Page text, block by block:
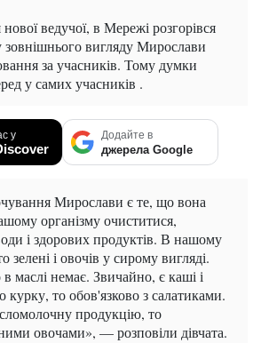
ведучої, в Мережі розгорівся
зовнішнього вигляду Мирослави
за учасників. Тому думки
у самих учасників .
у Додайте в
джерела Google
Мирослави є те, що вона
організму очиститися,
і здорових продуктів. В нашому
зелені і овочів у сирому вигляді.
маслі немає. Звичайно, є каші і
то обов'язково з салатиками.
продукцію, то
овочами», — розповіли дівчата.